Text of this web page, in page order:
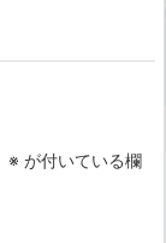
※ が付いている欄